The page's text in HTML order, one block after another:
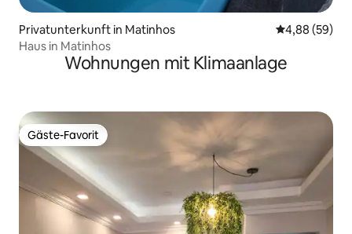
Privatunterkunft in Matinhos
4,88 (59)
Haus in Matinhos
Wohnungen mit Klimaanlage
Gäste-Favorit
Gäste-Favorit